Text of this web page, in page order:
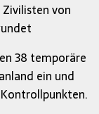
von
38 temporäre
ein und